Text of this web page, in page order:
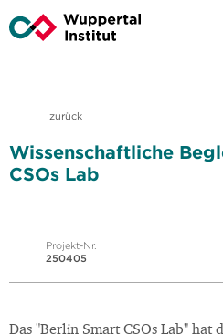
zurück
Wissenschaftliche
CSOs Lab
Projekt-Nr.
250405
Das "Berlin Smart CSOs Lab" hat